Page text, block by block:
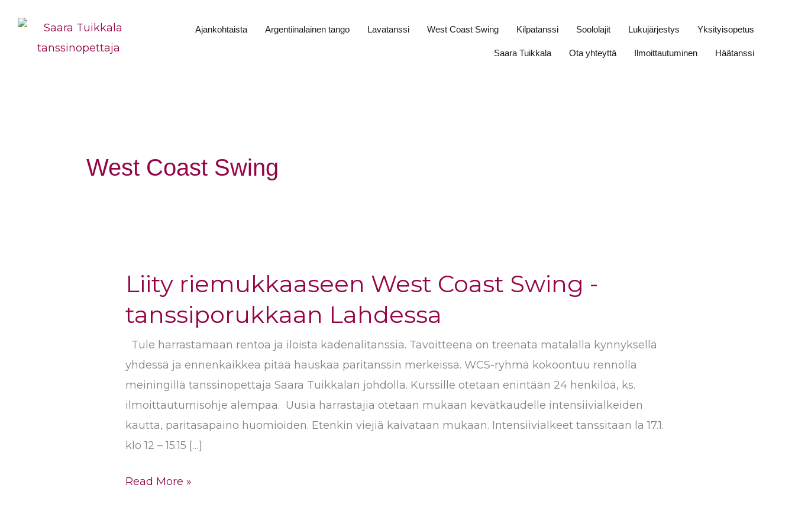
Siirry
sisältöön
Ajankohtaista Argentiinalainen tango Lavatanssi West Coast Swing Kilpatanssi Soololajit Lukujärjestys Yksityisopetus
Saara Tuikkala Ota yhteyttä Ilmoittautuminen Häätanssi
West Coast Swing
Liity riemukkaaseen West Coast Swing -
tanssiporukkaan Lahdessa
Tule harrastamaan rentoa ja iloista kädenalitanssia. Tavoitteena on treenata matalalla kynnyksellä
yhdessä ja ennenkaikkea pitää hauskaa paritanssin merkeissä. WCS-ryhmä kokoontuu rennolla
meiningillä tanssinopettaja Saara Tuikkalan johdolla. Kurssille otetaan enintään 24 henkilöä, ks.
ilmoittautumisohje alempaa. Uusia harrastajia otetaan mukaan kevätkaudelle intensiivialkeiden
kautta, paritasapaino huomioiden. Etenkin viejiä kaivataan mukaan. Intensiivialkeet tanssitaan la 17.1.
klo 12 – 15.15 […]
Liity
riemukkaaseen
West
Coast
Swing
tanssiporukkaan
Lahdessa
Read More »